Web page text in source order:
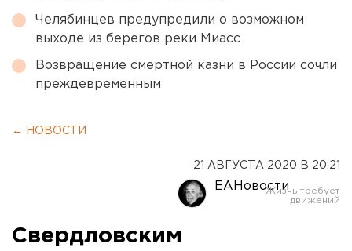
Челябинцев предупредили о возможном
выходе из берегов реки Миасс
Возвращение смертной казни в России сочли
преждевременным
← НОВОСТИ
21 АВГУСТА 2020 В 20:21
ЕАНовости
Свердловским